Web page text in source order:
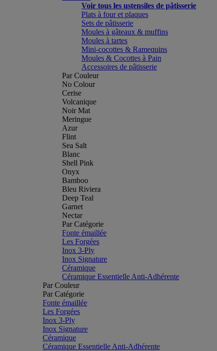
Voir tous les ustensiles de pâtisserie
Plats à four et plaques
Sets de pâtisserie
Moules à gâteaux & muffins
Moules à tartes
Mini-cocottes & Ramequins
Moules & Cocottes à Pain
Accessoires de pâtisserie
Par Couleur
No Colour
Cerise
Volcanique
Noir Mat
Meringue
Azur
Flint
Sea Salt
Blanc
Shell Pink
Onyx
Bamboo
Bleu Riviera
Deep Teal
Garnet
Nectar
Par Catégorie
Fonte émaillée
Les Forgées
Inox 3-Ply
Inox Signature
Céramique
Céramique Essentielle Anti-Adhérente
Par Couleur
Par Catégorie
Fonte émaillée
Les Forgées
Inox 3-Ply
Inox Signature
Céramique
Céramique Essentielle Anti-Adhérente